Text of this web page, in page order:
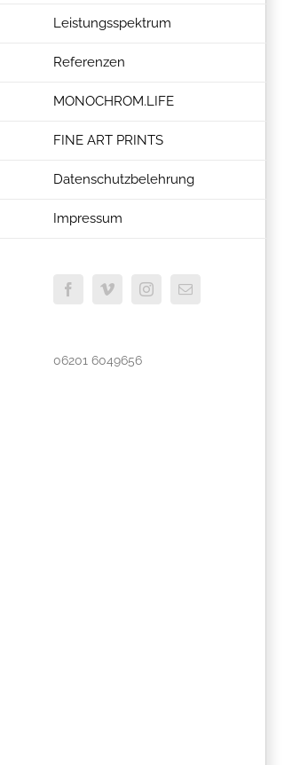
Leistungsspektrum
Referenzen
MONOCHROM.LIFE
FINE ART PRINTS
Datenschutzbelehrung
Impressum
FacebookVimeoInstagram
E-
06201 6049656